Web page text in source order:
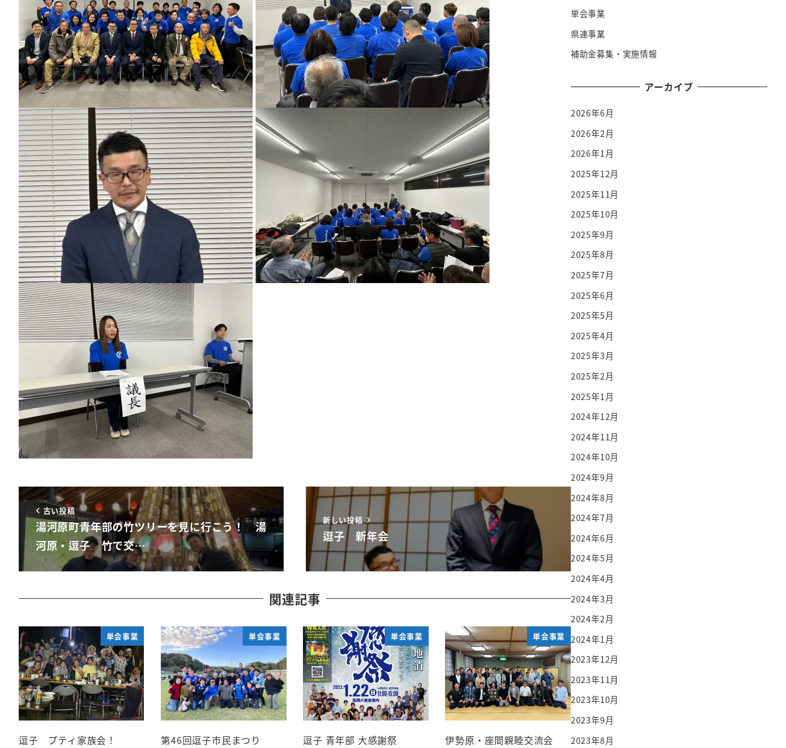
古い投稿
湯河原町青年部の竹ツリーを見に行こう！ 湯
河原・逗子 竹で交…
新しい投稿
逗子 新年会
関連記事
単会事業
逗子 プティ家族会！
単会事業
第46回逗子市民まつり
単会事業
逗子 青年部 大感謝祭
単会事業
伊勢原・座間親睦交流会
単会事業
県連事業
補助金募集・実施情報
アーカイブ
2026年6月
2026年2月
2026年1月
2025年12月
2025年11月
2025年10月
2025年9月
2025年8月
2025年7月
2025年6月
2025年5月
2025年4月
2025年3月
2025年2月
2025年1月
2024年12月
2024年11月
2024年10月
2024年9月
2024年8月
2024年7月
2024年6月
2024年5月
2024年4月
2024年3月
2024年2月
2024年1月
2023年12月
2023年11月
2023年10月
2023年9月
2023年8月